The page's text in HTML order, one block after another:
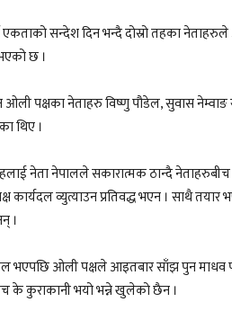
एकताको सन्देश दिन भन्दै दोस्रो तहका
छ ।
ओली पक्षका नेताहरु विष्णु पौडेल, सुवास
थिए ।
नेता नेपालले सकारात्मक ठान्दै
कार्यदल व्युत्याउन प्रतिवद्ध भएन । साथै
।
भएपछि ओली पक्षले आइतबार साँझ पुन माधव
के कुराकानी भयो भन्ने खुलेको छैन ।